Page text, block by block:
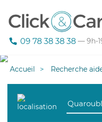
09 78 38 38 38 — 9h-
Accueil Recherche